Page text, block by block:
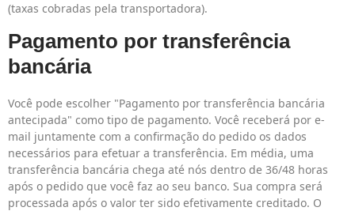
(taxas cobradas pela transportadora).
Pagamento por transferência
bancária
Você pode escolher "Pagamento por transferência bancária
antecipada" como tipo de pagamento. Você receberá por e-
mail juntamente com a confirmação do pedido os dados
necessários para efetuar a transferência. Em média, uma
transferência bancária chega até nós dentro de 36/48 horas
após o pedido que você faz ao seu banco. Sua compra será
processada após o valor ter sido efetivamente creditado. O